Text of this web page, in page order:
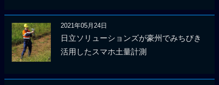
2021年05月24日
日立ソリューションズが豪州でみちびき
活用したスマホ土量計測